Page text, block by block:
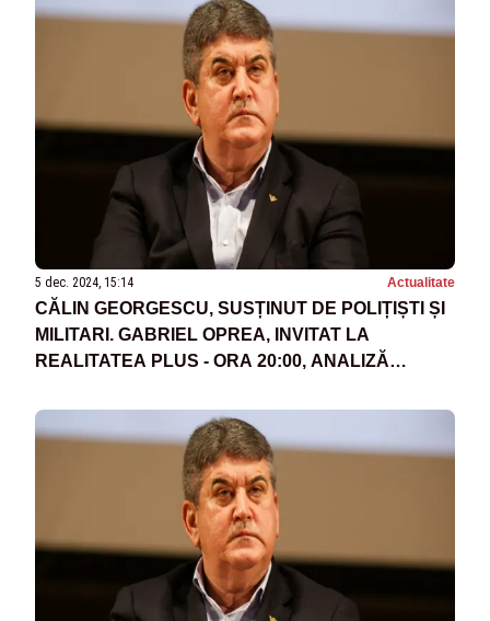
5 dec. 2024, 15:14 Actualitate
CĂLIN GEORGESCU, SUSȚINUT DE POLIȚIȘTI ȘI
MILITARI. GABRIEL OPREA, INVITAT LA
REALITATEA PLUS - ORA 20:00, ANALIZĂ